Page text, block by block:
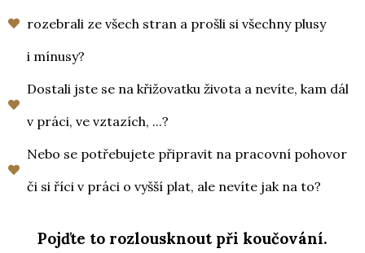
rozebrali ze všech stran a prošli si všechny plusy
i mínusy?
Dostali jste se na křižovatku života a nevíte, kam dál
v práci, ve vztazích, ...?
Nebo se potřebujete připravit na pracovní pohovor
či si říci v práci o vyšší plat, ale nevíte jak na to?
Pojďte to rozlousknout při koučování.